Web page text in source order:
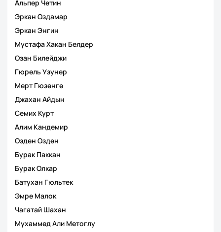
Альпер Четин
Эркан Оздамар
Эркан Энгин
Мустафа Хакан Белдер
Озан Билейджи
Гюрель Узунер
Мерт Гюзенге
Джахан Айдын
Семих Курт
Алим Кандемир
Озден Озден
Бурак Паккан
Бурак Олкар
Батухан Гюльтек
Эмре Малок
Чагатай Шахан
Мухаммед Али Метоглу